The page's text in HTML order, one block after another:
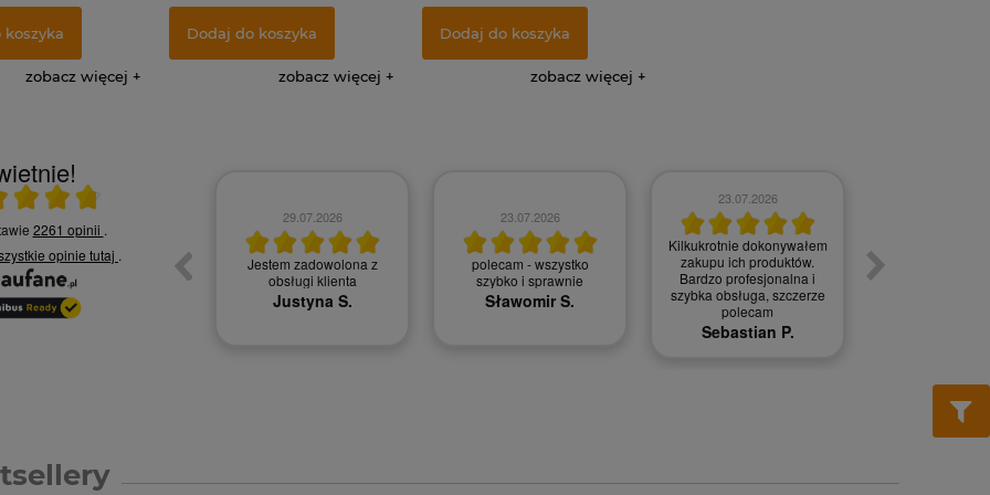
koszyka
zobacz więcej
Dodaj do koszyka
zobacz więcej
Dodaj do koszyka
zobacz więcej
4.8 na 5
2261 opinii .
opinie tutaj .
30.07.2026
Obsługa klienta na
najwyższym poziomie
Karolina R.
29.07.2026
Jestem zadowolona z
obsługi klienta
Justyna S.
23.07.2026
polecam - wszystko
szybko i sprawnie
Sławomir S.
23.07.2026
Kilkukrotnie dokonywałem
zakupu ich produktów.
Bardzo profesjonalna i
szybka obsługa, szczerze
polecam
Sebastian P.